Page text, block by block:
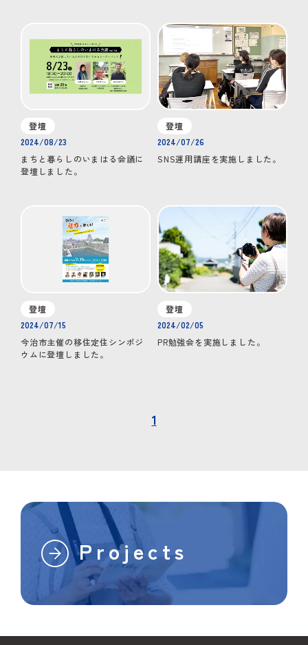
登壇
2024/08/23
まちと暮らしのいまはる会議に
登壇しました。
登壇
2024/07/26
SNS運用講座を実施しました。
登壇
2024/07/15
今治市主催の移住定住シンポジ
ウムに登壇しました。
登壇
2024/02/05
PR勉強会を実施しました。
1
Projects